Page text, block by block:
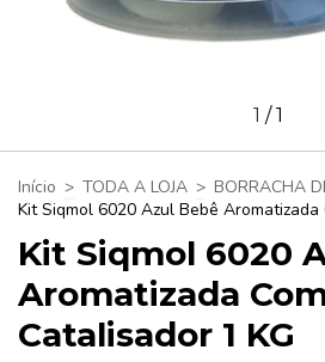
1 /1
Início > TODA A LOJA > BORRACHA
Kit Siqmol 6020 Azul Bebê Aromatizada
Kit Siqmol 6020
Aromatizada
Catalisador 1 KG